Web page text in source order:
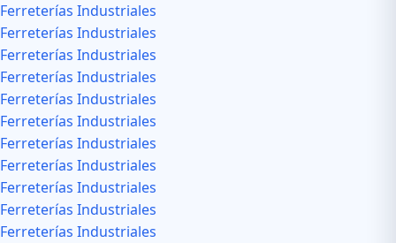
Ferreterías Industriales
Ferreterías Industriales
Ferreterías Industriales
Ferreterías Industriales
Ferreterías Industriales
Ferreterías Industriales
Ferreterías Industriales
Ferreterías Industriales
Ferreterías Industriales
Ferreterías Industriales
Ferreterías Industriales